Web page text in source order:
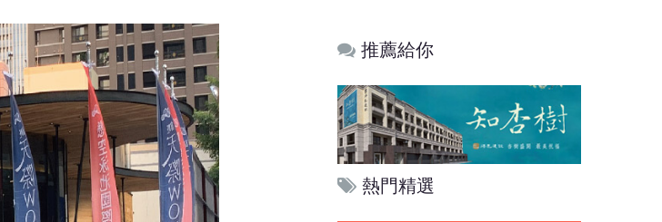
推薦給你
熱門精選